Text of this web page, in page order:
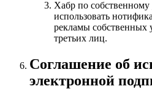
Хабр по
использовать
рекламы собственных
третьих лиц.
Соглашение об
электронной